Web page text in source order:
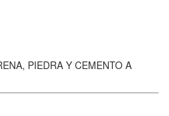
PIEDRA Y CEMENTO A